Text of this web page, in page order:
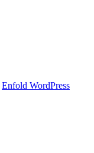
Enfold WordPress